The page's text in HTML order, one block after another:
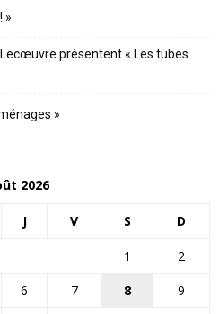
»
présentent « Les tubes
»
2026
J V S D
1
2
6 7 8
9